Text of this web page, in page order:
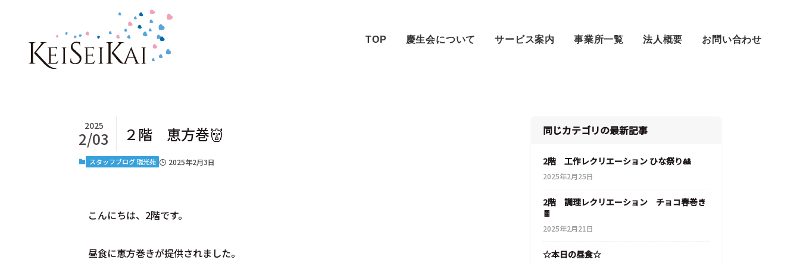
TOP 慶生会について サービス案内 事業所一覧 法人概要 お問い合わせ
２階 恵方巻👹
2025
2/03
スタッフブログ 瑞光苑 2025年2月3日
こんにちは、2階です。
昼食に恵方巻きが提供されました。
同じカテゴリの最新記事
2階 工作レクリエーション ひな祭り🎎
2025年2月25日
2階 調理レクリエーション チョコ春巻き
🍫
2025年2月21日
☆本日の昼食☆